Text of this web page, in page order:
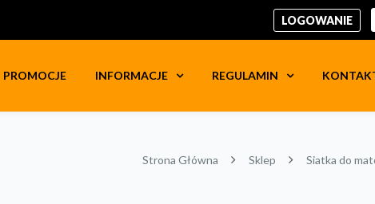
LOGOWANIE
PROMOCJE INFORMACJE REGULAMIN
Strona Główna Sklep Siatka do